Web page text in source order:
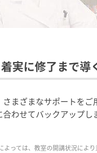
実に修了まで導
まざまなサポートを
合わせてバックアップ
よっては、教室の開講状況により